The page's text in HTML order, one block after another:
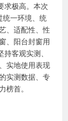
求极高。本次
统一环境、统
、适配性、性
、阳台封窗用
客观实测、
实地使用表现
实测数据、专
榜首。